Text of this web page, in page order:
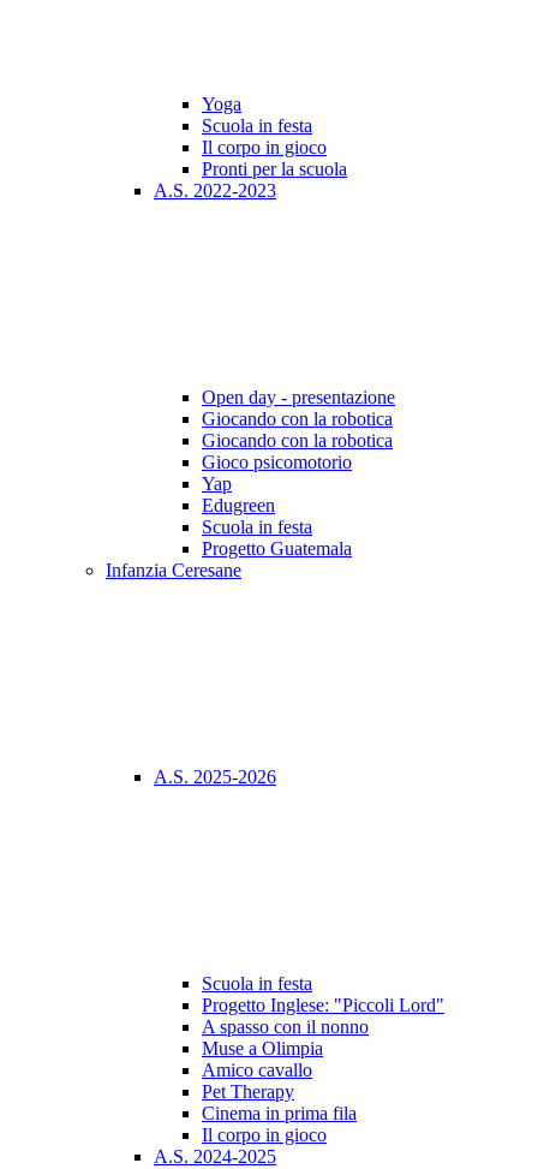
Yoga
Scuola in festa
Il corpo in gioco
Pronti per la scuola
A.S. 2022-2023
Open day - presentazione
Giocando con la robotica
Giocando con la robotica
Gioco psicomotorio
Yap
Edugreen
Scuola in festa
Progetto Guatemala
Infanzia Ceresane
A.S. 2025-2026
Scuola in festa
Progetto Inglese: "Piccoli Lord"
A spasso con il nonno
Muse a Olimpia
Amico cavallo
Pet Therapy
Cinema in prima fila
Il corpo in gioco
A.S. 2024-2025